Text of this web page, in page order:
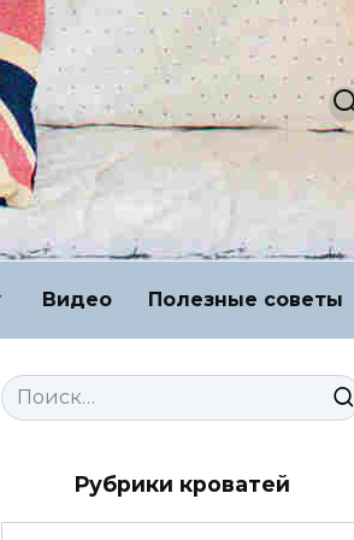
Видео Полезные советы
Search
for:
Рубрики кроватей